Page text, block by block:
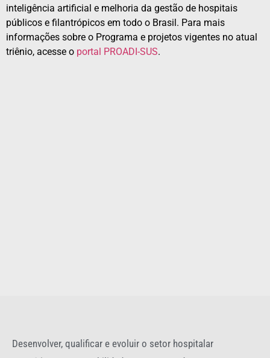
inteligência artificial e melhoria da gestão de hospitais
públicos e filantrópicos em todo o Brasil. Para mais
informações sobre o Programa e projetos vigentes no atual
triênio, acesse o portal PROADI-SUS.
Desenvolver, qualificar e evoluir o setor hospitalar